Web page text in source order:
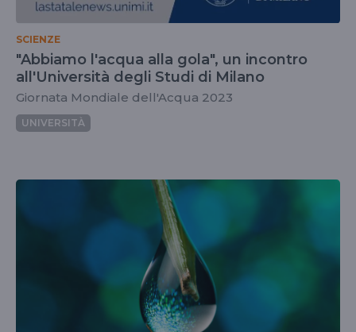
SCIENZE
"Abbiamo l'acqua alla gola", un incontro
all'Università degli Studi di Milano
Giornata Mondiale dell'Acqua 2023
UNIVERSITÀ